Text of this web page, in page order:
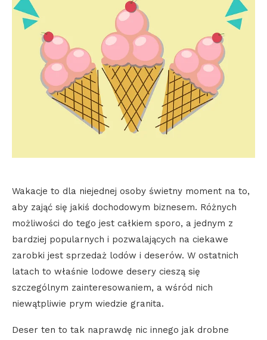
Wakacje to dla niejednej osoby świetny moment na to,
aby zająć się jakiś dochodowym biznesem. Różnych
możliwości do tego jest całkiem sporo, a jednym z
bardziej popularnych i pozwalających na ciekawe
zarobki jest sprzedaż lodów i deserów. W ostatnich
latach to właśnie lodowe desery cieszą się
szczególnym zainteresowaniem, a wśród nich
niewątpliwie prym wiedzie granita.
Deser ten to tak naprawdę nic innego jak drobne